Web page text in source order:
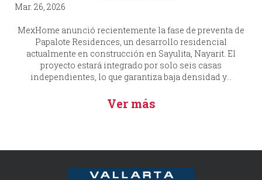
Mar. 26, 2026
MexHome anunció recientemente la fase de preventa de
Papalote Residences, un desarrollo residencial
actualmente en construcción en Sayulita, Nayarit. El
proyecto estará integrado por solo seis casas
independientes, lo que garantiza baja densidad y...
Ver más